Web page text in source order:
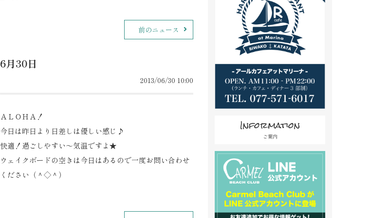
前のニュース
6月30日
2013/06/30 10:00
ＡＬＯＨＡ！
今日は昨日より日差しは優しい感じ♪
快適！過ごしやすい～気温ですよ★
ウェイクボードの空きは今日はあるので一度お問い合わせ
ください（＾◇＾）
Information
ご案内